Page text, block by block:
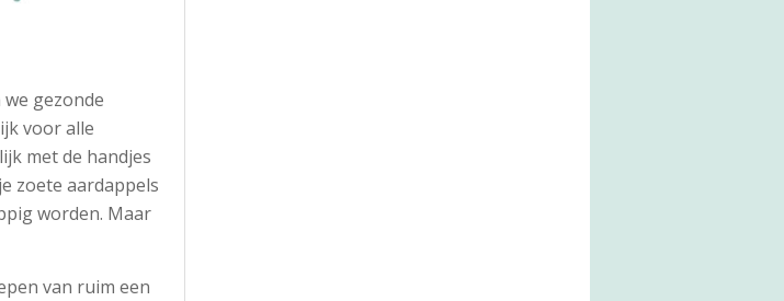
gezonde
voor alle
met de handjes
zoete aardappels
worden. Maar
van ruim een